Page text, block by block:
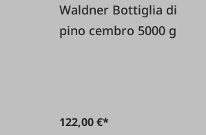
Waldner Bottiglia di
pino cembro 5000 g
122,00 €*